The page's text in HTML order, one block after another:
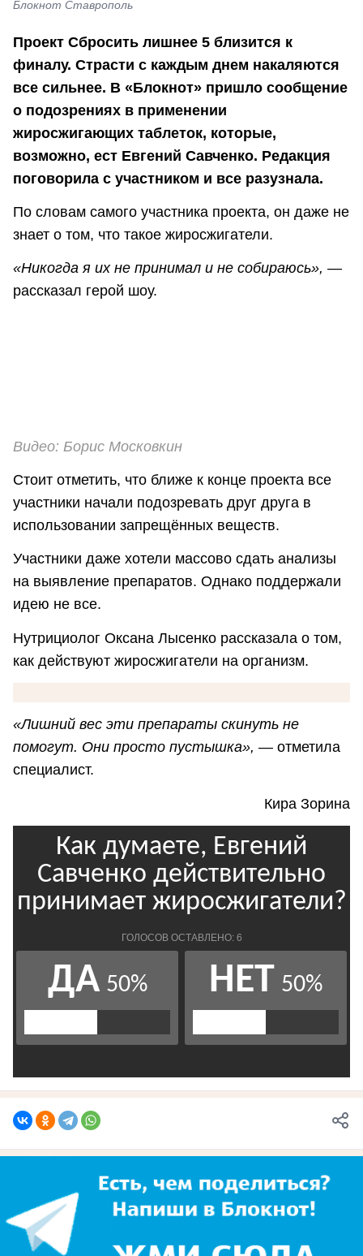
Блокнот Ставрополь
Проект Сбросить лишнее 5 близится к
финалу. Страсти с каждым днем накаляются
все сильнее. В «Блокнот» пришло сообщение
о подозрениях в применении
жиросжигающих таблеток, которые,
возможно, ест Евгений Савченко. Редакция
поговорила с участником и все разузнала.
По словам самого участника проекта, он даже не
знает о том, что такое жиросжигатели.
«Никогда я их не принимал и не собираюсь», —
рассказал герой шоу.
Видео: Борис Московкин
Стоит отметить, что ближе к конце проекта все
участники начали подозревать друг друга в
использовании запрещённых веществ.
Участники даже хотели массово сдать анализы
на выявление препаратов. Однако поддержали
идею не все.
Нутрициолог Оксана Лысенко рассказала о том,
как действуют жиросжигатели на организм.
«Лишний вес эти препараты скинуть не
помогут. Они просто пустышка», — отметила
специалист.
Кира Зорина